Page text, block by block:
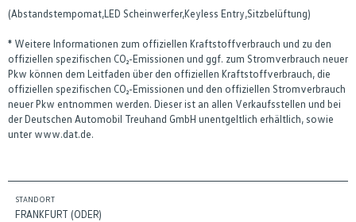
(Abstandstempomat,LED Scheinwerfer,Keyless Entry,Sitzbelüftung)
* Weitere Informationen zum offiziellen Kraftstoffverbrauch und zu den
offiziellen spezifischen CO₂-Emissionen und ggf. zum Stromverbrauch neuer
Pkw können dem Leitfaden über den offiziellen Kraftstoffverbrauch, die
offiziellen spezifischen CO₂-Emissionen und den offiziellen Stromverbrauch
neuer Pkw entnommen werden. Dieser ist an allen Verkaufsstellen und bei
der Deutschen Automobil Treuhand GmbH unentgeltlich erhältlich, sowie
unter www.dat.de.
STANDORT
FRANKFURT (ODER)